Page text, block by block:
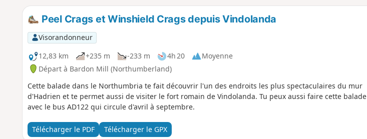
Peel Crags et Winshield Crags depuis Vindolanda
Visorandonneur
12,83 km
+235 m -233 m 4h 20
Moyenne
Départ à Bardon Mill (Northumberland)
Cette balade dans le Northumbria te fait découvrir l'un des endroits les plus spectaculaires du mur
d'Hadrien et te permet aussi de visiter le fort romain de Vindolanda. Tu peux aussi faire cette balade
avec le bus AD122 qui circule d'avril à septembre.
Télécharger le PDF Télécharger le GPX